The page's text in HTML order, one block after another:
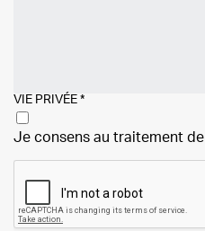
VIE PRIVÉE *
Je consens au traitement de